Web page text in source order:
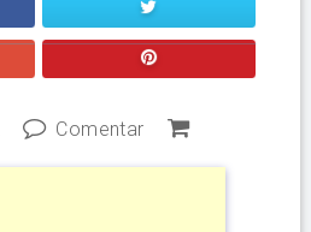
Comentar